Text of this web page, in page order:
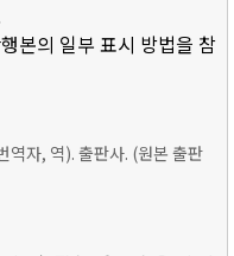
본의 일부 표시 방법을 참
역자, 역). 출판사. (원본 출판